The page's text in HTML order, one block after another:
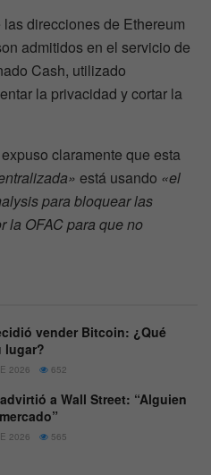
direcciones de Ethereum
admitidos en el servicio de
Cash, utilizado
la privacidad y cortar la
claramente que esta
está usando «el
para bloquear las
la OFAC para que no
vender Bitcoin: ¿Qué
lugar?
2026 652
a Wall Street: “Alguien
2026 565